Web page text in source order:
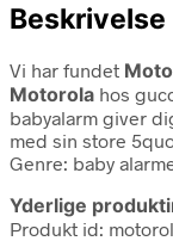
Beskrivelse
Vi har fundet
Motorola hos
babyalarm giver
med sin store
Genre: baby
Yderlige
Produkt id: